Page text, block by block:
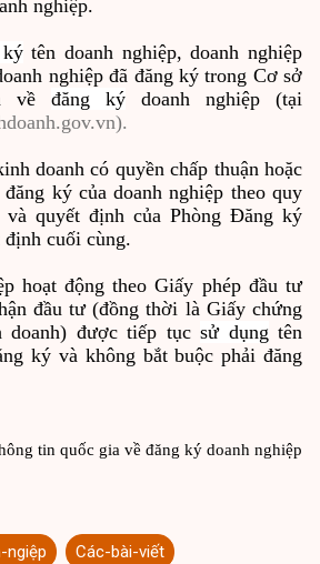
nghiệp.
tên doanh nghiệp, doanh nghiệp
nghiệp đã đăng ký trong Cơ sở
về đăng ký doanh nghiệp (tại
).
doanh có quyền chấp thuận hoặc
ký của doanh nghiệp theo quy
và quyết định của Phòng Đăng ký
cuối cùng.
hoạt động theo Giấy phép đầu tư
đầu tư (đồng thời là Giấy chứng
doanh) được tiếp tục sử dụng tên
ký và không bắt buộc phải đăng
tin quốc gia về đăng ký doanh nghiệp
ngiệp Các-bài-viết